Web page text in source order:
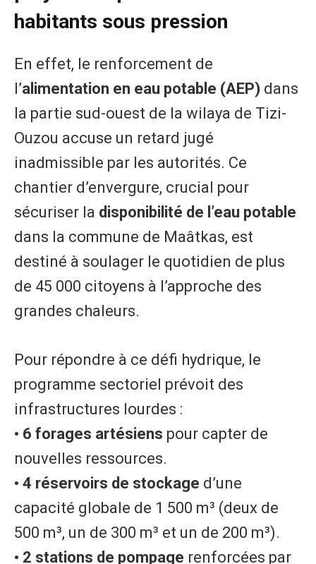
habitants sous pression
En effet, le renforcement de
l’alimentation en eau potable (AEP) dans
la partie sud-ouest de la wilaya de Tizi-
Ouzou accuse un retard jugé
inadmissible par les autorités. Ce
chantier d’envergure, crucial pour
sécuriser la disponibilité de l’eau potable
dans la commune de Maâtkas, est
destiné à soulager le quotidien de plus
de 45 000 citoyens à l’approche des
grandes chaleurs.
Pour répondre à ce défi hydrique, le
programme sectoriel prévoit des
infrastructures lourdes :
• 6 forages artésiens pour capter de
nouvelles ressources.
• 4 réservoirs de stockage d’une
capacité globale de 1 500 m³ (deux de
500 m³, un de 300 m³ et un de 200 m³).
• 2 stations de pompage renforcées par